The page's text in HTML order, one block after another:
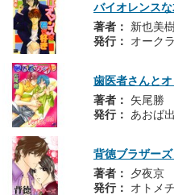
バイオレンス
著者：
新也美
発行：
オーク
歯医者さんとオ
著者：
矢尾勝
発行： あおば
背徳ブラザー
著者：
夕夜京
発行：
オトメ